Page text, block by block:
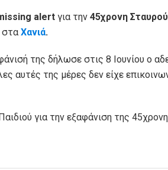
alert για την 45χρονη
στα Χανιά.
της δήλωσε στις 8 Iουνίου ο
αυτές της μέρες δεν είχε
για την εξαφάνιση της